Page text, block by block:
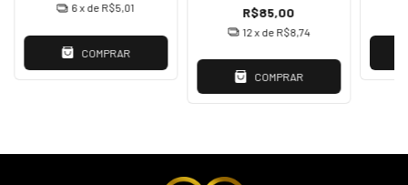
6x de R$5,01
COMPRAR
R$85,00
12x de R$8,74
COMPRAR